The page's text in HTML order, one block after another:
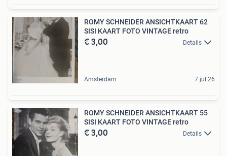
ROMY SCHNEIDER ANSICHTKAART 62
SISI KAART FOTO VINTAGE retro
€ 3,00 Details
Amsterdam 7 jul 26
ROMY SCHNEIDER ANSICHTKAART 55
SISI KAART FOTO VINTAGE retro
€ 3,00 Details